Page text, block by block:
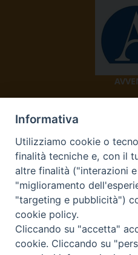
TV
Informativa
Utilizziamo cookie o
finalità tecniche e, con il
altre finalità ("interazioni
"miglioramento
"targeting e pubblicità")
cookie policy.
Cliccando su "accetta"
cookie. Cliccando su